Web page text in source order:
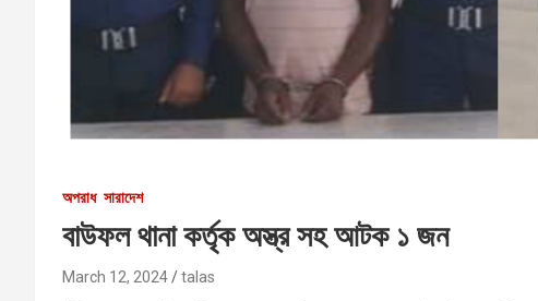
অপরাধ সারাদেশ
বাউফল থানা কর্তৃক অস্ত্র সহ আটক ১ জন
March 12, 2024 talas